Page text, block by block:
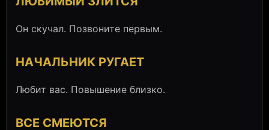
Он скучал. Позвоните первым.
НАЧАЛЬНИК РУГАЕТ
Любит вас. Повышение близко.
ВСЕ СМЕЮТСЯ